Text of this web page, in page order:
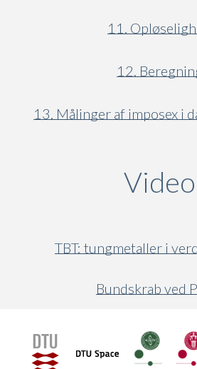
11.
12.
13. Målinger af imposex i
Video
TBT: tungmetaller i
Bundskrab ved